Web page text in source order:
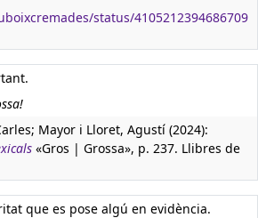
status/4105212394686709
Mayor i Lloret, Agustí (2024):
«Gros | Grossa», p. 237. Llibres de
que es pose algú en evidència.